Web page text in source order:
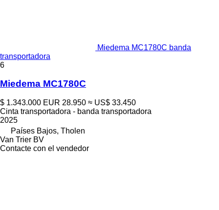
Miedema MC1780C banda
transportadora
6
Miedema MC1780C
$ 1.343.000 EUR 28.950 ≈ US$ 33.450
Cinta transportadora - banda transportadora
2025
Países Bajos, Tholen
Van Trier BV
Contacte con el vendedor